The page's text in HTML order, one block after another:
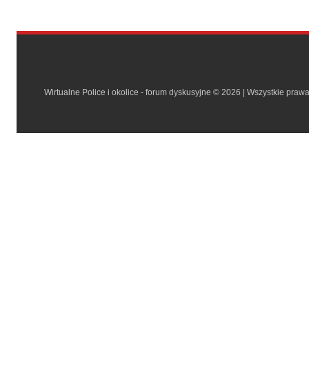
Wirtualne Police i okolice - forum dyskusyjne © 2026 | Wszystkie